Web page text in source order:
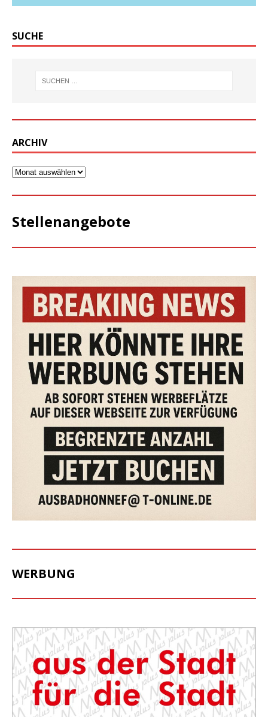
SUCHE
ARCHIV
Stellenangebote
WERBUNG